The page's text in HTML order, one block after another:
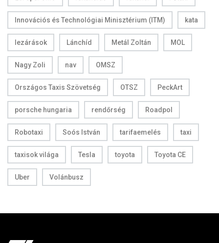
Innovációs és Technológiai Minisztérium (ITM) kata
lezárások Lánchíd Metál Zoltán MOL
Nagy Zoli nav OMSZ
Országos Taxis Szövetség OTSZ PeckArt
porsche hungaria rendőrség Roadpol
Robotaxi Soós István tarifaemelés taxi
taxisok világa Tesla toyota Toyota CE
Uber Volánbusz